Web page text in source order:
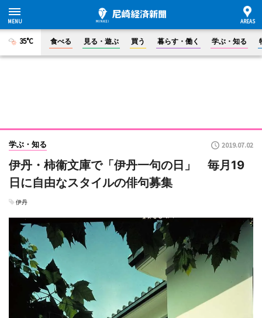
35°C 食べる 見る・遊ぶ 買う 暮らす・働く 学ぶ・知る
学ぶ・知る 2019.07.02
伊丹・柿衞文庫で「伊丹一句の日」 毎月19
日に自由なスタイルの俳句募集
伊丹